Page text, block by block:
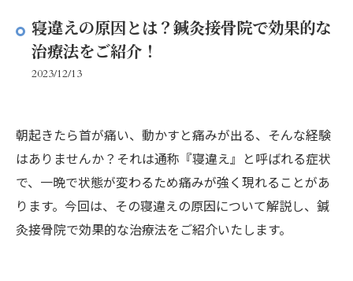
寝違えの原因とは？鍼灸接骨院で効果的な
治療法をご紹介！
2023/12/13
朝起きたら首が痛い、動かすと痛みが出る、そんな経験
はありませんか？それは通称『寝違え』と呼ばれる症状
で、一晩で状態が変わるため痛みが強く現れることがあ
ります。今回は、その寝違えの原因について解説し、鍼
灸接骨院で効果的な治療法をご紹介いたします。